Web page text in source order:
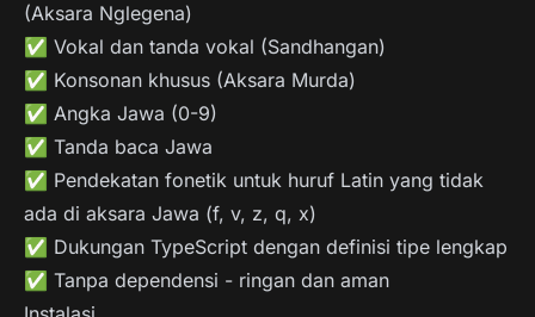
(Aksara Nglegena)
✅ Vokal dan tanda vokal (Sandhangan)
✅ Konsonan khusus (Aksara Murda)
✅ Angka Jawa (0-9)
✅ Tanda baca Jawa
✅ Pendekatan fonetik untuk huruf Latin yang tidak
ada di aksara Jawa (f, v, z, q, x)
✅ Dukungan TypeScript dengan definisi tipe lengkap
✅ Tanpa dependensi - ringan dan aman